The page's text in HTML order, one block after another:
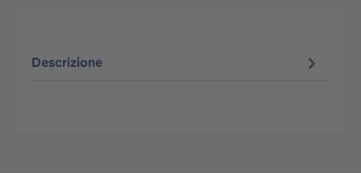
Descrizione